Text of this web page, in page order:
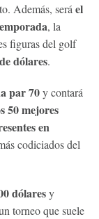
Además, será el
, la
figuras del golf
dólares.
par 70y contará
50 mejores
en
codiciados del
dólaresy
torneo que suele